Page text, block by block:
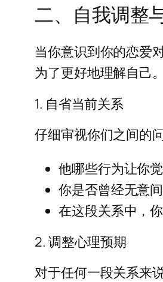
二、自我调整
当你意识到你的恋爱
为了更好地理解自己。
1. 自省当前关系
仔细审视你们之间的
他哪些行为让你
你是否曾经无意
在这段关系中，
2. 调整心理预期
对于任何一段关系来